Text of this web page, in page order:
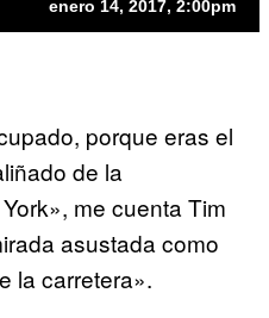
enero 14, 2017, 2:00pm
porque eras el
de la
me cuenta Tim
asustada como
la carretera».